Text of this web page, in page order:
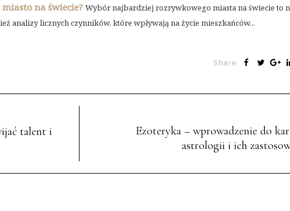
na świecie? Wybór najbardziej rozrywkowego miasta na świecie to
analizy licznych czynników, które wpływają na życie mieszkańców...
Share:
talent i
Ezoteryka – wprowadzenie do
astrologii i ich